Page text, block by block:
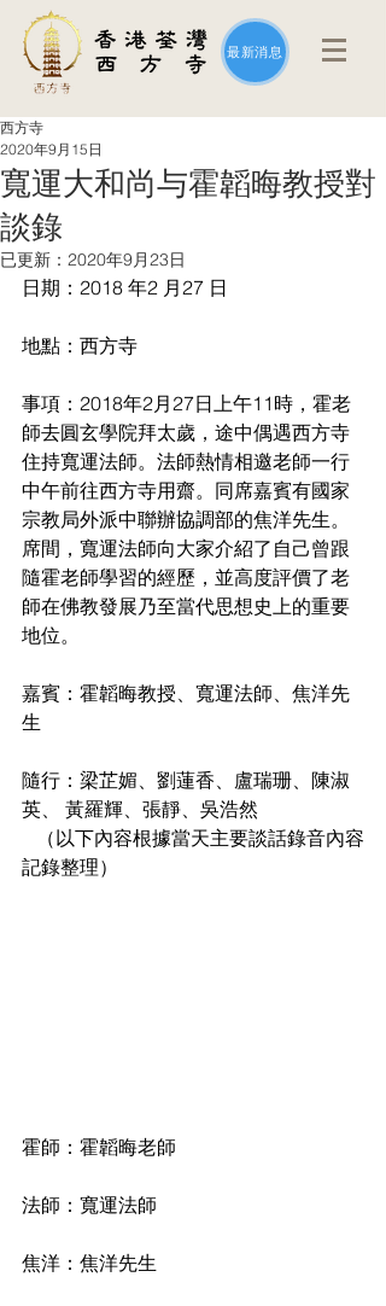
最新消息
寬運大和尚与霍韜晦教授對
談錄
西方寺
2020年9月15日
已更新： 2020年9月23日
日期：2018 年2 月27 日
地點：西方寺
事項：2018年2月27日上午11時，霍老
師去圓玄學院拜太歲，途中偶遇西方寺
住持寬運法師。法師熱情相邀老師一行
中午前往西方寺用齋。同席嘉賓有國家
宗教局外派中聯辦協調部的焦洋先生。
席間，寬運法師向大家介紹了自己曾跟
隨霍老師學習的經歷，並高度評價了老
師在佛教發展乃至當代思想史上的重要
地位。
嘉賓：霍韜晦教授、寬運法師、焦洋先
生
隨行：梁芷媚、劉蓮香、盧瑞珊、陳淑
英、 黃羅輝、張靜、吳浩然
（以下內容根據當天主要談話錄音內容
記錄整理）
霍師：霍韜晦老師
法師：寬運法師
焦洋：焦洋先生